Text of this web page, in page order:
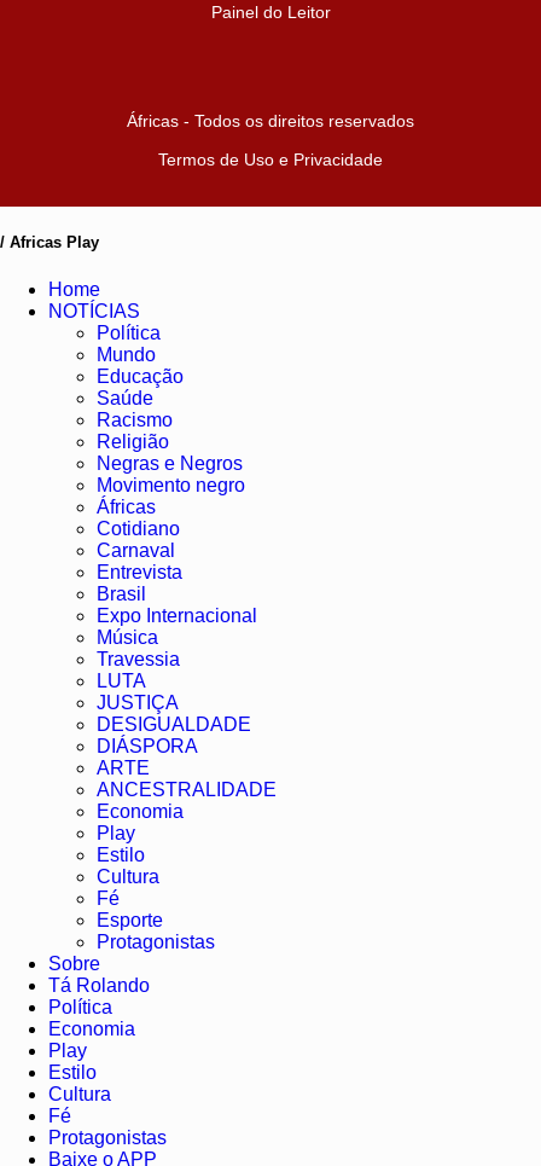
Painel do Leitor
Áfricas - Todos os direitos reservados
Termos de Uso e Privacidade
/ Africas Play
Home
NOTÍCIAS
Política
Mundo
Educação
Saúde
Racismo
Religião
Negras e Negros
Movimento negro
Áfricas
Cotidiano
Carnaval
Entrevista
Brasil
Expo Internacional
Música
Travessia
LUTA
JUSTIÇA
DESIGUALDADE
DIÁSPORA
ARTE
ANCESTRALIDADE
Economia
Play
Estilo
Cultura
Fé
Esporte
Protagonistas
Sobre
Tá Rolando
Política
Economia
Play
Estilo
Cultura
Fé
Protagonistas
Baixe o APP